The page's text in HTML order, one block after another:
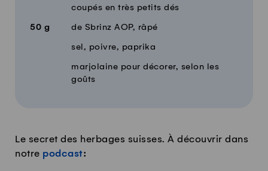
coupés en très petits dés
50 g de Sbrinz AOP, râpé
sel, poivre, paprika
marjolaine pour décorer, selon les
goûts
Le secret des herbages suisses. À découvrir dans
notre podcast: